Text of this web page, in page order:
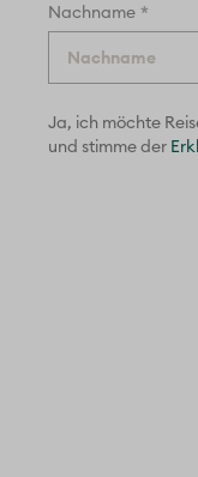
Nachname *
Ja, ich möchte
und stimme der